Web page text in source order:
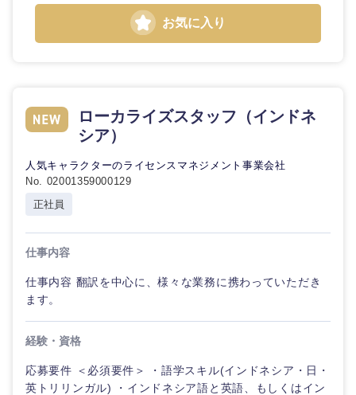
お気に入り
ローカライズスタッフ（インドネ
シア）
人気キャラクターのライセンスマネジメント事業会社
No. 02001359000129
正社員
仕事内容
仕事内容 翻訳を中心に、様々な業務に携わっていただき
ます。
経験・資格
応募要件 ＜必須要件＞ ・語学スキル(インドネシア・日・
英トリリンガル) ・インドネシア語と英語、もしくはイン